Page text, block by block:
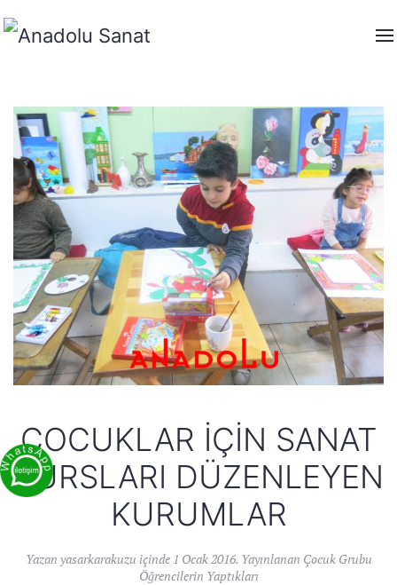
ÇOCUKLAR İÇIN SANAT
KURSLARI DÜZENLEYEN
KURUMLAR
Yazan yasarkarakuzu içinde 1 Ocak 2016. Yayınlanan Çocuk Grubu
Öğrencilerin Yaptıkları